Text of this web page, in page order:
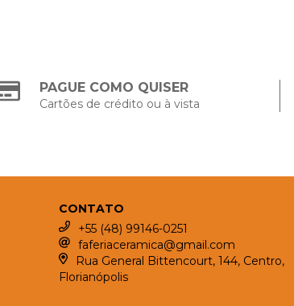
PAGUE COMO QUISER
Cartões de crédito ou à vista
CONTATO
+55 (48) 99146-0251
faferiaceramica@gmail.com
Rua General Bittencourt, 144, Centro,
Florianópolis